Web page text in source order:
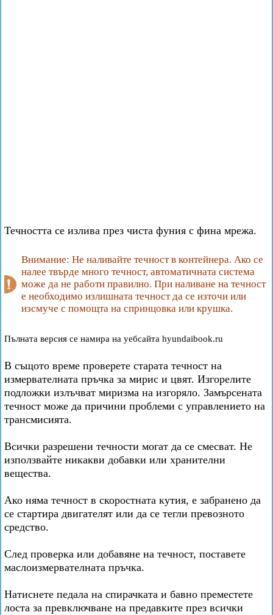
Течността се излива през чиста фуния с фина мрежа.
Внимание: Не наливайте течност в контейнера. Ако се
налее твърде много течност, автоматичната система
може да не работи правилно. При наливане на течност
е необходимо излишната течност да се източи или
изсмуче с помощта на спринцовка или крушка.
Пълната версия се намира на уебсайта hyundaibook.ru
В същото време проверете старата течност на
измервателната пръчка за мирис и цвят. Изгорелите
подложки излъчват миризма на изгоряло. Замърсената
течност може да причини проблеми с управлението на
трансмисията.
Всички разрешени течности могат да се смесват. Не
използвайте никакви добавки или хранителни
вещества.
Ако няма течност в скоростната кутия, е забранено да
се стартира двигателят или да се тегли превозното
средство.
След проверка или добавяне на течност, поставете
маслоизмервателната пръчка.
Натиснете педала на спирачката и бавно преместете
лоста за превключване на предавките през всички